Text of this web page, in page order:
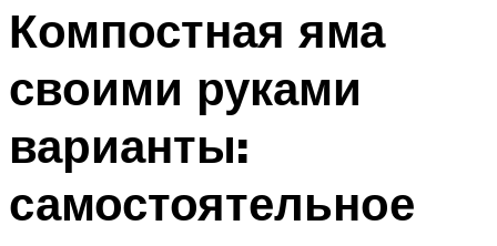
Компостная яма
своими руками
варианты:
самостоятельное